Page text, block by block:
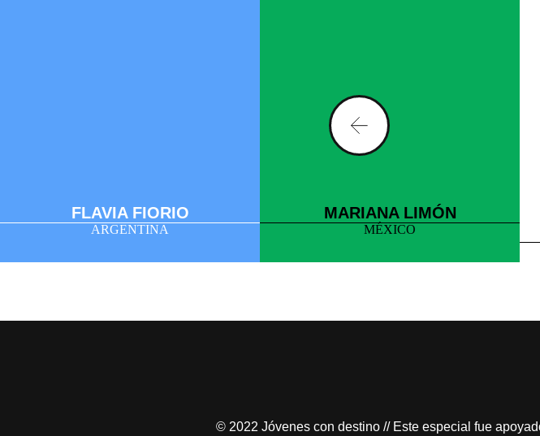
FLAVIA FIORIO
ARGENTINA
MARIANA LIMÓN
MÉXICO
© 2022 Jóvenes con destino // Este especial fue